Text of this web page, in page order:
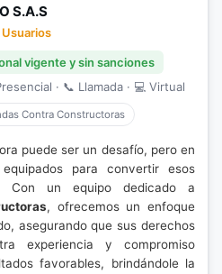
S.A.S
vigente y sin sanciones
· 📞 Llamada · 💻 Virtual
Contra Constructoras
puede ser un desafío, pero en
para convertir esos
Con un equipo dedicado a
, ofrecemos un enfoque
asegurando que sus derechos
experiencia y compromiso
favorables, brindándole la